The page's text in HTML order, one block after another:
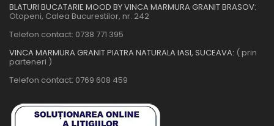
BLATURI BUCATARIE MOOD BY VINCA MARMURA GRANIT BRASOV:
Otopeni, Calea Bucurestilor, nr. 242
Telefon contact: 0738 771 395
VINCA MARMURA GRANIT PIATRA NATURALA IASI, SUCEAVA: ( prin
parteneri )
Telefon contact: 0769 608 459